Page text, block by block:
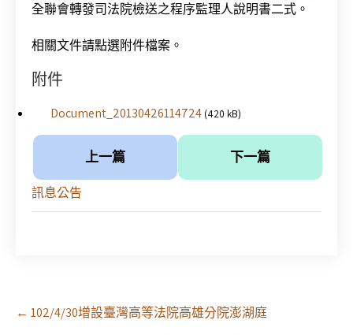
全聯會轉發司法院檢送之程序監理人說明書二式。
相關文件請點選附件檔案。
附件
Document_20130426114724 (420 kB)
上一篇 下一篇
訊息公告
Post
navigation
← 102/4/30增設臺灣高等法院高雄分院澎湖庭